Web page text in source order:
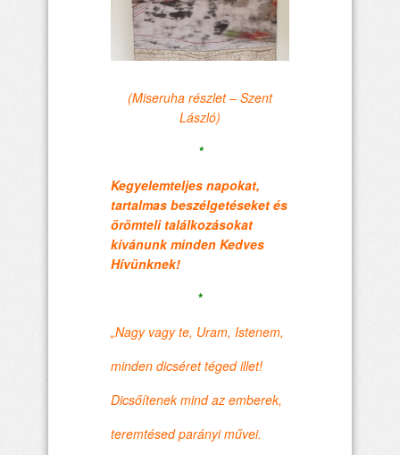
(Miseruha részlet – Szent
László)
*
Kegyelemteljes napokat,
tartalmas beszélgetéseket és
örömteli találkozásokat
kívánunk minden Kedves
Hívünknek!
*
„Nagy vagy te, Uram, Istenem,
minden dicséret téged illet!
Dicsőítenek mind az emberek,
teremtésed parányi művei.